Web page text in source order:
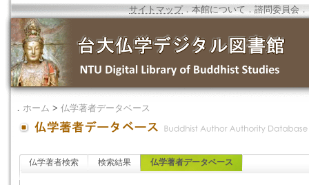
サイトマップ．本館について ．諮問委員会 ．
． ホーム > 仏学著者データベース
仏学著者検索 検索結果 仏学著者データベース